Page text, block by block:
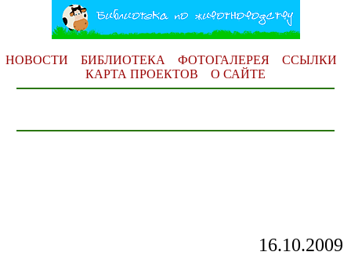
НОВОСТИ БИБЛИОТЕКА ФОТОГАЛЕРЕЯ
ССЫЛКИ
КАРТА ПРОЕКТОВ
О САЙТЕ
16.10.2009